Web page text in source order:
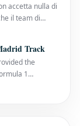
accetta nulla di
il team di
senza
Track
the
1
has now